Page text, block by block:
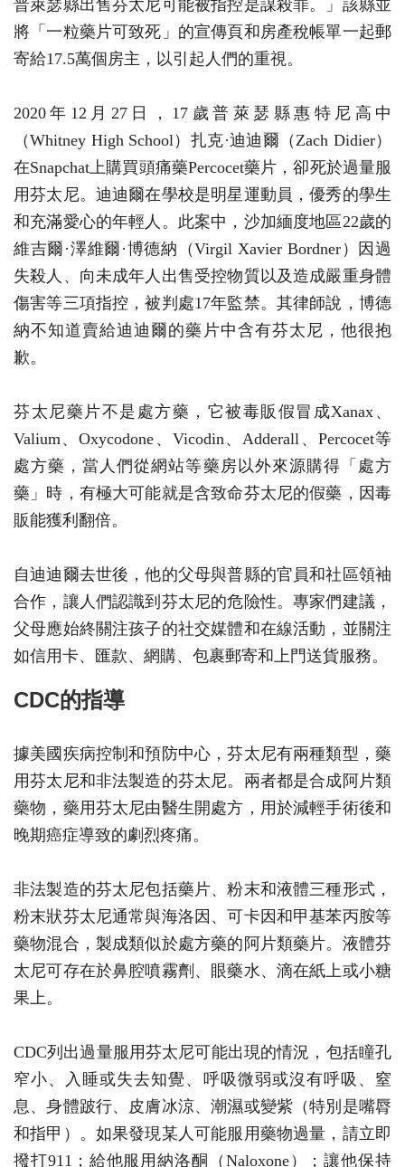
普萊瑟縣出售芬太尼可能被指控是謀殺罪。」該縣並
將「一粒藥片可致死」的宣傳頁和房產稅帳單一起郵
寄給17.5萬個房主，以引起人們的重視。
2020年12月27日，17歲普萊瑟縣惠特尼高中
（Whitney High School）扎克·迪迪爾（Zach Didier）
在Snapchat上購買頭痛藥Percocet藥片，卻死於過量服
用芬太尼。迪迪爾在學校是明星運動員，優秀的學生
和充滿愛心的年輕人。此案中，沙加緬度地區22歲的
維吉爾·澤維爾·博德納（Virgil Xavier Bordner）因過
失殺人、向未成年人出售受控物質以及造成嚴重身體
傷害等三項指控，被判處17年監禁。其律師說，博德
納不知道賣給迪迪爾的藥片中含有芬太尼，他很抱
歉。
芬太尼藥片不是處方藥，它被毒販假冒成Xanax、
Valium、Oxycodone、Vicodin、Adderall、Percocet等
處方藥，當人們從網站等藥房以外來源購得「處方
藥」時，有極大可能就是含致命芬太尼的假藥，因毒
販能獲利翻倍。
自迪迪爾去世後，他的父母與普縣的官員和社區領袖
合作，讓人們認識到芬太尼的危險性。專家們建議，
父母應始終關注孩子的社交媒體和在線活動，並關注
如信用卡、匯款、網購、包裹郵寄和上門送貨服務。
CDC的指導
據美國疾病控制和預防中心，芬太尼有兩種類型，藥
用芬太尼和非法製造的芬太尼。兩者都是合成阿片類
藥物，藥用芬太尼由醫生開處方，用於減輕手術後和
晚期癌症導致的劇烈疼痛。
非法製造的芬太尼包括藥片、粉末和液體三種形式，
粉末狀芬太尼通常與海洛因、可卡因和甲基苯丙胺等
藥物混合，製成類似於處方藥的阿片類藥片。液體芬
太尼可存在於鼻腔噴霧劑、眼藥水、滴在紙上或小糖
果上。
CDC列出過量服用芬太尼可能出現的情況，包括瞳孔
窄小、入睡或失去知覺、呼吸微弱或沒有呼吸、窒
息、身體跛行、皮膚冰涼、潮濕或變紫（特別是嘴脣
和指甲）。如果發現某人可能服用藥物過量，請立即
撥打911；給他服用納洛酮（Naloxone）；讓他保持